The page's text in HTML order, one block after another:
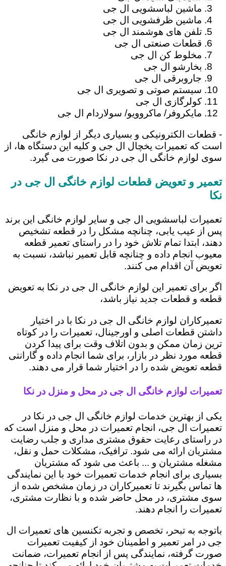
ماشین لباسشویی ال جی
ماشین ظرفشویی ال جی
تلفن های هوشمند ال جی
قطعات صنعتی ال جی
مخلوط کن ال جی
بخارشو ال جی
جاروبرقی ال جی
سیستم صوتی و تصویری ال جی
کولرگازی ال جی
مایکروفر/ ماکروویو/ سولاردام ال جی
- قطعات الکترونیکی و بسیاری دیگر از لوازم خانگی
است که تعمیرات یخچال ال جی و کلیه این دستگاه ها، از
سوی لوازم خانگی ال جی در نکا صورت می گیرد.
تعمیر و تعویض قطعات لوازم خانگی ال جی در
نکا
تعمیرات لباسشویی ال جی و سایر لوازم خانگی این برند
پس از عیب یابی، چنانچه مشکل را در قطعه تشخیص
دهند، ابتدا تمام تلاش خود را در راستای تعمیر قطعه
معیوب انجام داده و چنانچه قابل تعمیر نباشد، نسبت به
تعویض آن اقدام می کنند.
اگر برای تعمیر این لوازم خانگی ال جی در نکا به تعویض
قطعه و قطعات جدید نیاز باشد،
تعمیرکاران لوازم خانگی ال جی در نکا با در اختیار
داشتن قطعات اصلی و اورجینال، تعمیرات را در کوتاه
ترین زمان ممکن و بدون اتلاف وقت برای پیدا کردن
قطعه مورد نظر در بازار، برای شما انجام داده و گارانتی
قطعه تعویض شده را در اختیار شما قرار می دهند.
تعمیرات لوازم خانگی ال جی در محل و منزل در نکا
یکی از بهترین خدمات لوازم خانگی ال جی در نکا در
تعمیرات ال جی، انجام تعمیرات در محل و منزل است که
در راستای رعایت حقوق مشتری مداری و جلب رضایت
مشتریان ارائه می شود. ترافیک، مشکلات حمل و نقل،
مشغله مشتریان و ... باعث می شود که مشتریان
بسیاری برای انجام خدمات تعمیرات خود با این نمایندگی
ها تماس بگیرند تا تعمیرکاران در زمان مشخص شده از
سوی مشتری، در محل حاضر شده و با نظارت مشتری،
تعمیرات را انجام دهند.
باتوجه به تبحر، تخصص و تجربه تکنسین های تعمیرات ال
جی در امر تعمیر و اطمینان خود از کیفیت تعمیرات
صورت گرفته، نمایندگی پس از انجام تعمیرات، ضمانت